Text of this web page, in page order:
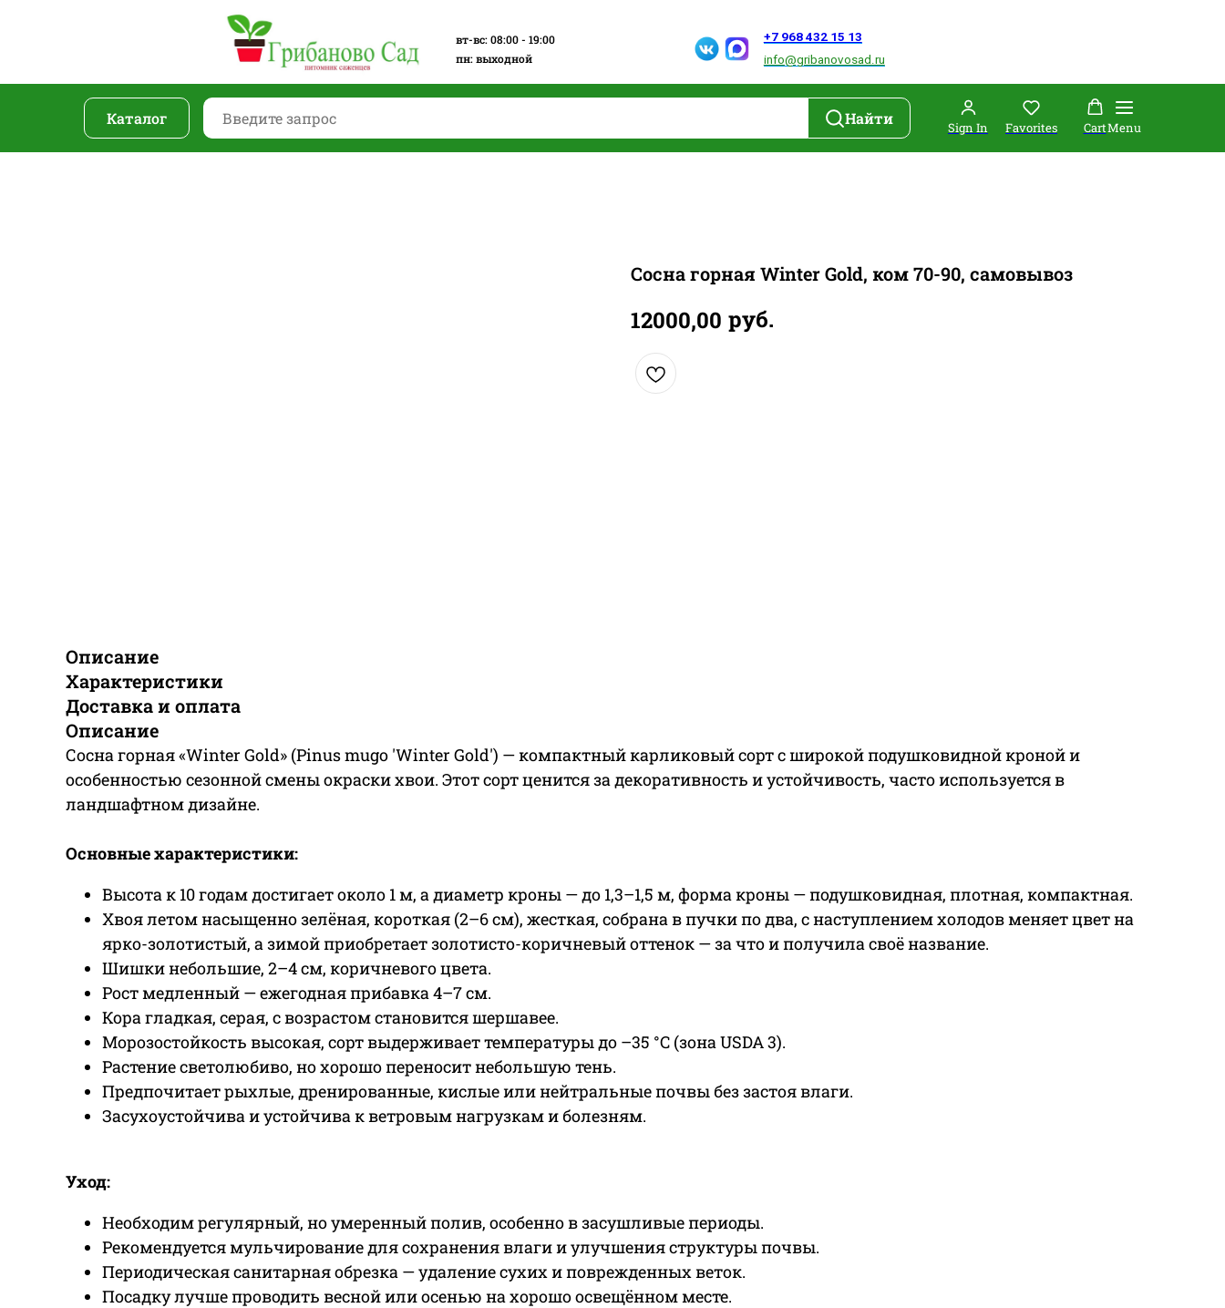
info@gribanovosad.ru
+7 968 432 15 13
вт-вс: 08:00 - 19:00
пн: выходной
Каталог Найти
Sign In Favorites CartMenu
Сосна горная Winter Gold, ком 70-90, самовывоз
12000,00 руб.
Описание
Характеристики
Доставка и оплата
Описание
Сосна горная «Winter Gold» (Pinus mugo 'Winter Gold') — компактный карликовый сорт с широкой подушковидной кроной и
особенностью сезонной смены окраски хвои. Этот сорт ценится за декоративность и устойчивость, часто используется в
ландшафтном дизайне.
Основные характеристики:
Высота к 10 годам достигает около 1 м, а диаметр кроны — до 1,3–1,5 м, форма кроны — подушковидная, плотная, компактная.
Хвоя летом насыщенно зелёная, короткая (2–6 см), жесткая, собрана в пучки по два, с наступлением холодов меняет цвет на
ярко-золотистый, а зимой приобретает золотисто-коричневый оттенок — за что и получила своё название.
Шишки небольшие, 2–4 см, коричневого цвета.
Рост медленный — ежегодная прибавка 4–7 см.
Кора гладкая, серая, с возрастом становится шершавее.
Морозостойкость высокая, сорт выдерживает температуры до –35 °C (зона USDA 3).
Растение светолюбиво, но хорошо переносит небольшую тень.
Предпочитает рыхлые, дренированные, кислые или нейтральные почвы без застоя влаги.
Засухоустойчива и устойчива к ветровым нагрузкам и болезням.
Уход:
Необходим регулярный, но умеренный полив, особенно в засушливые периоды.
Рекомендуется мульчирование для сохранения влаги и улучшения структуры почвы.
Периодическая санитарная обрезка — удаление сухих и поврежденных веток.
Посадку лучше проводить весной или осенью на хорошо освещённом месте.